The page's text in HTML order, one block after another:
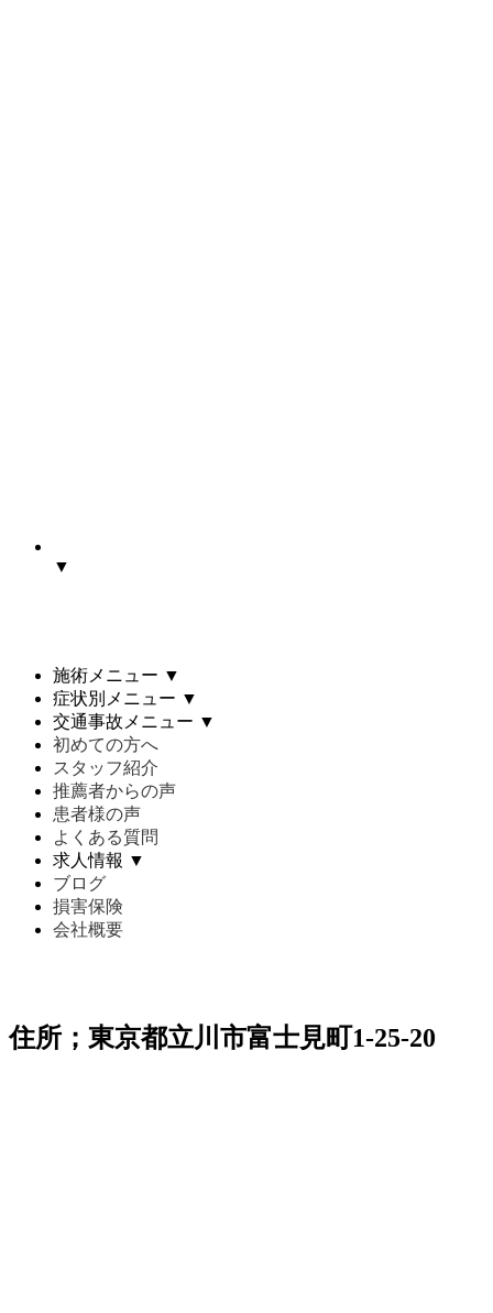
▼
施術メニュー ▼
症状別メニュー ▼
交通事故メニュー ▼
初めての方へ
スタッフ紹介
推薦者からの声
患者様の声
よくある質問
求人情報 ▼
ブログ
損害保険
会社概要
住所；東京都立川市富士見町1-25-20